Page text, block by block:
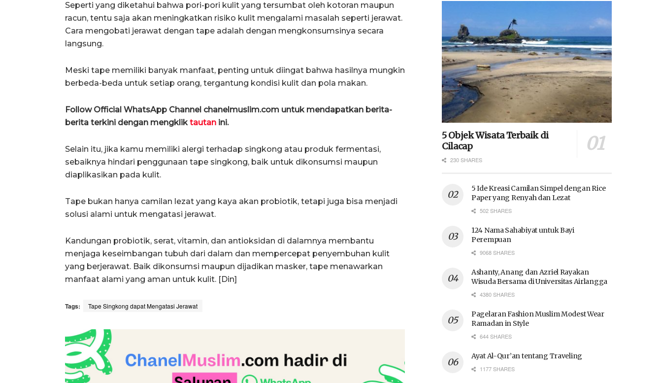
Seperti yang diketahui bahwa pori-pori kulit yang tersumbat oleh kotoran maupun
racun, tentu saja akan meningkatkan risiko kulit mengalami masalah seperti jerawat.
Cara mengobati jerawat dengan tape adalah dengan mengkonsumsinya secara
langsung.
Meski tape memiliki banyak manfaat, penting untuk diingat bahwa hasilnya mungkin
berbeda-beda untuk setiap orang, tergantung kondisi kulit dan pola makan.
Follow Official WhatsApp Channel chanelmuslim.com untuk mendapatkan berita-
berita terkini dengan mengkliktautan ini.
Selain itu, jika kamu memiliki alergi terhadap singkong atau produk fermentasi,
sebaiknya hindari penggunaan tape singkong, baik untuk dikonsumsi maupun
diaplikasikan pada kulit.
Tape bukan hanya camilan lezat yang kaya akan probiotik, tetapi juga bisa menjadi
solusi alami untuk mengatasi jerawat.
Kandungan probiotik, serat, vitamin, dan antioksidan di dalamnya membantu
menjaga keseimbangan tubuh dari dalam dan mempercepat penyembuhan kulit
yang berjerawat. Baik dikonsumsi maupun dijadikan masker, tape menawarkan
manfaat alami yang aman untuk kulit. [Din]
Tags: Tape Singkong dapat Mengatasi Jerawat
5 Objek Wisata Terbaik di
Cilacap
230 SHARES
5 Ide Kreasi Camilan Simpel dengan Rice
Paper yang Renyah dan Lezat
502 SHARES
124 Nama Sahabiyat untuk Bayi
Perempuan
9068 SHARES
Ashanty, Anang dan Azriel Rayakan
Wisuda Bersama di Universitas Airlangga
4380 SHARES
Pagelaran Fashion Muslim Modest Wear
Ramadan in Style
644 SHARES
Ayat Al-Qur’an tentang Traveling
1177 SHARES